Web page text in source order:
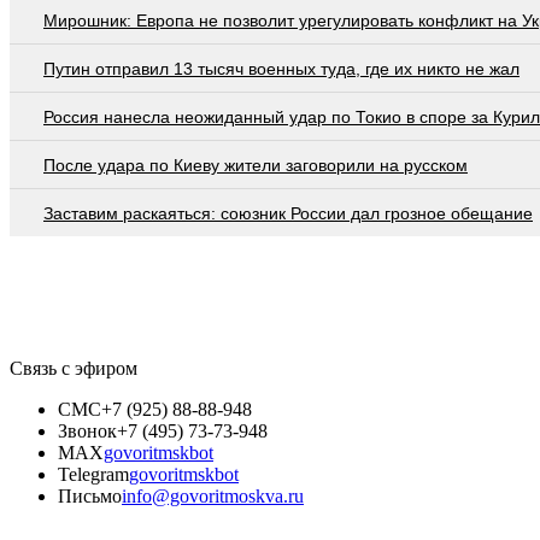
Мирошник: Европа не позволит урегулировать конфликт на
Путин отправил 13 тысяч военных туда, где их никто не жал
Россия нанесла неожиданный удар по Токио в споре за
После удара по Киеву жители заговорили на русском
Заставим раскаяться: союзник России дал грозное обещание
Связь с эфиром
СМС+7 (925) 88-88-948
Звонок+7 (495) 73-73-948
MAXgovoritmskbot
Telegramgovoritmskbot
Письмоinfo@govoritmoskva.ru